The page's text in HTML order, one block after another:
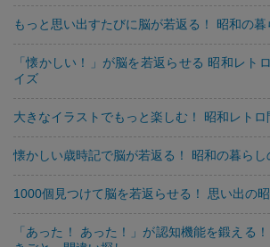
もっと思い出すたびに脳が若返る！ 昭和の
「懐かしい！」が脳を若返らせる 昭和レト
イズ
大きなイラストでもっと楽しむ！ 昭和レト
懐かしい歳時記で脳が若返る！ 昭和の暮らし
1000個見つけて脳を若返らせる！ 思い出の
「あった！ あった！」が認知機能を鍛える